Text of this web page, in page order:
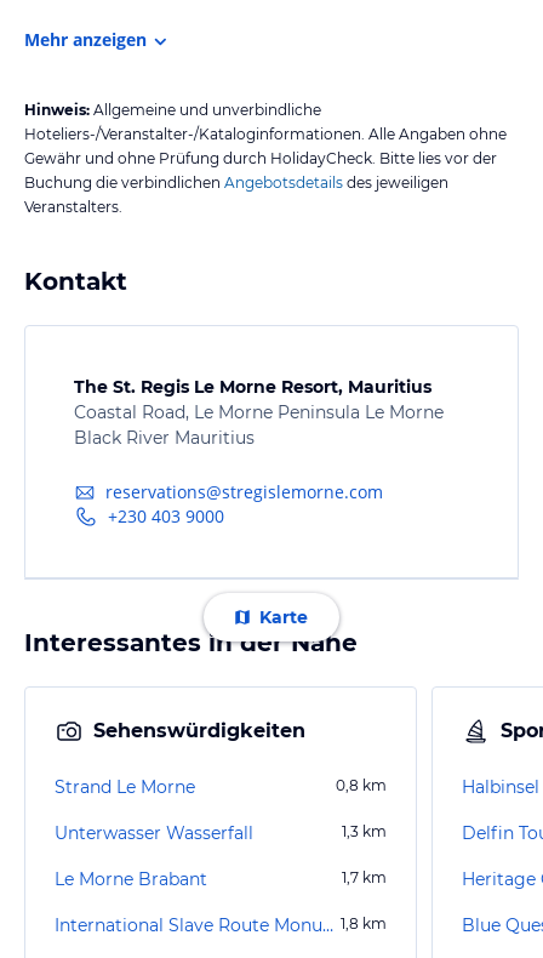
Mehr anzeigen
Hinweis: Allgemeine und unverbindliche
Hoteliers-/Veranstalter-/Kataloginformationen. Alle Angaben ohne
Gewähr und ohne Prüfung durch HolidayCheck. Bitte lies vor der
Buchung die verbindlichen Angebotsdetails des jeweiligen
Veranstalters.
Kontakt
The St. Regis Le Morne Resort, Mauritius
Coastal Road, Le Morne Peninsula Le Morne
Black River Mauritius
reservations@stregislemorne.com
+230 403 9000
Karte
Interessantes in der Nähe
Sehenswürdigkeiten
Strand Le Morne 0,8 km
Unterwasser Wasserfall 1,3 km
Le Morne Brabant 1,7 km
International Slave Route Monument 1,8 km
Delfin
Heritage
Blue